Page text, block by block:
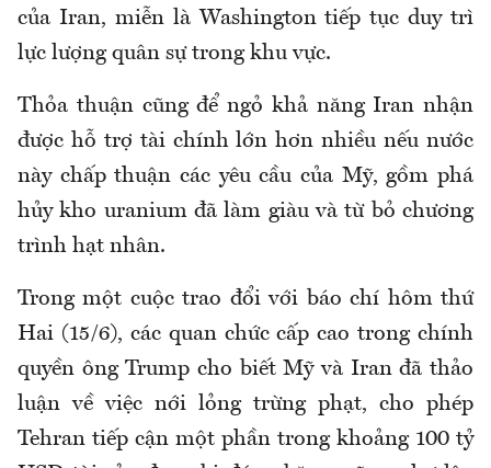
của Iran, miễn là Washington tiếp tục duy trì
lực lượng quân sự trong khu vực.
Thỏa thuận cũng để ngỏ khả năng Iran nhận
được hỗ trợ tài chính lớn hơn nhiều nếu nước
này chấp thuận các yêu cầu của Mỹ, gồm phá
hủy kho uranium đã làm giàu và từ bỏ chương
trình hạt nhân.
Trong một cuộc trao đổi với báo chí hôm thứ
Hai (15/6), các quan chức cấp cao trong chính
quyền ông Trump cho biết Mỹ và Iran đã thảo
luận về việc nới lỏng trừng phạt, cho phép
Tehran tiếp cận một phần trong khoảng 100 tỷ